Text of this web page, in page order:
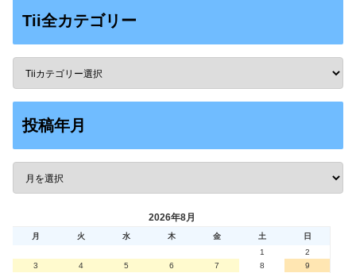
Tii全カテゴリー
投稿年月
2026年8月
月 火 水 木 金 土
日
1
2
3
4 5 6 7 8
9